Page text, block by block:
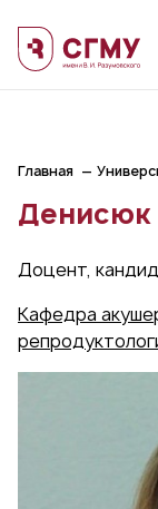
Главная
Денисюк
Доцент,
Кафедра